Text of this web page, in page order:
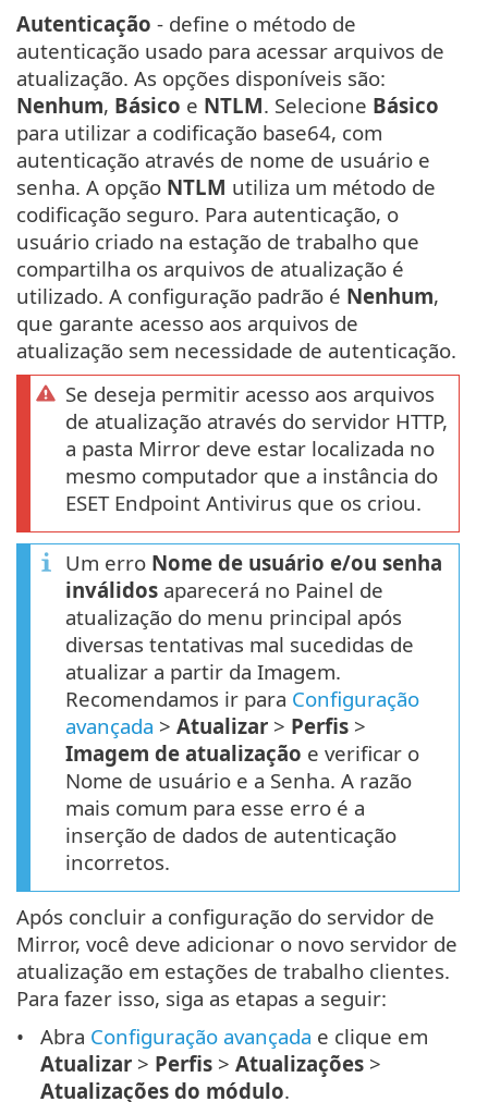
Autenticação - define o método de
autenticação usado para acessar arquivos de
atualização. As opções disponíveis são:
Nenhum, Básico e NTLM. Selecione Básico
para utilizar a codificação base64, com
autenticação através de nome de usuário e
senha. A opção NTLM utiliza um método de
codificação seguro. Para autenticação, o
usuário criado na estação de trabalho que
compartilha os arquivos de atualização é
utilizado. A configuração padrão é Nenhum,
que garante acesso aos arquivos de
atualização sem necessidade de autenticação.
Se deseja permitir acesso aos arquivos
de atualização através do servidor HTTP,
a pasta Mirror deve estar localizada no
mesmo computador que a instância do
ESET Endpoint Antivirus que os criou.
Um erro Nome de usuário e/ou senha
inválidos aparecerá no Painel de
atualização do menu principal após
diversas tentativas mal sucedidas de
atualizar a partir da Imagem.
Recomendamos ir para Configuração
avançada > Atualizar > Perfis >
Imagem de atualização e verificar o
Nome de usuário e a Senha. A razão
mais comum para esse erro é a
inserção de dados de autenticação
incorretos.
Após concluir a configuração do servidor de
Mirror, você deve adicionar o novo servidor de
atualização em estações de trabalho clientes.
Para fazer isso, siga as etapas a seguir:
Abra Configuração avançada e clique em
Atualizar > Perfis >Atualizações >
Atualizações do módulo.